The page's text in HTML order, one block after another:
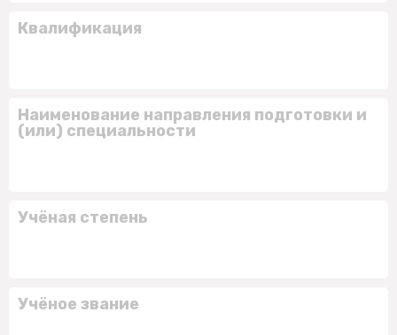
Квалификация
Наименование направления подготовки и
(или) специальности
Учёная степень
Учёное звание